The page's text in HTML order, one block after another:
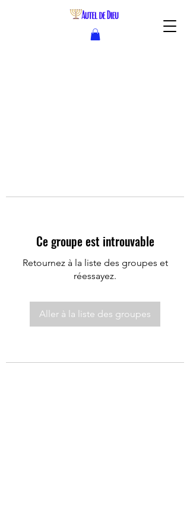
Ce groupe est introuvable
Retournez à la liste des groupes et
réessayez.
Aller à la liste des groupes